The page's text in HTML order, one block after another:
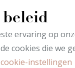
ervaring op
cookies die we
cookie-instellingen